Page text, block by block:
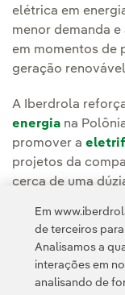
elétrica em
menor demanda
em momentos de
geração
A Iberdrola
energia na
promover a
projetos da
cerca de uma
Em
de terceiros
Analisamos a
interações em
analisando de